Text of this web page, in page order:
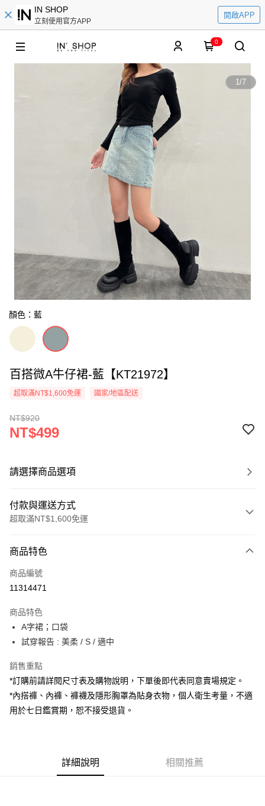
IN SHOP
立刻使用官方APP
開啟APP
0
1/7
顏色：藍
百搭微A牛仔裙-藍【KT21972】
超取滿NT$1,600免運 國家/地區配送
NT$920
NT$499
請選擇商品選項
付款與運送方式
超取滿NT$1,600免運
信用卡一次付款
超商取貨付款
Apple Pay
街口支付
Google Pay
大哥付你分期
相關說明
AFTEE先享後付是「在收到商品之後才付款」的支付方式。 讓您購物簡單
商品特色
商品編號
11314471
商品特色
A字裙；口袋
試穿報告 : 美柔 / S / 適中
銷售重點
*訂購前請詳閱尺寸表及購物說明，下單後即代表同意賣場規定。
*內搭褲、內褲、褲襪及隱形胸罩為貼身衣物，個人衛生考量，不適
用於七日鑑賞期，恕不接受退貨。
詳細說明 相關推薦